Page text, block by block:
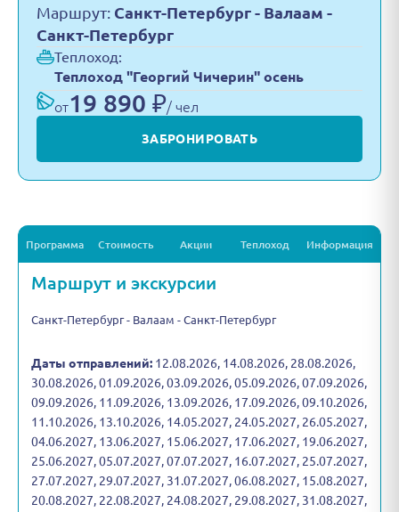
Маршрут: Санкт-Петербург - Валаам -
Санкт-Петербург
Теплоход:
Теплоход "Георгий Чичерин" осень
от19 890 ₽/ чел
ЗАБРОНИРОВАТЬ
Программа Стоимость Акции Теплоход Информация
Маршрут и экскурсии
Санкт-Петербург - Валаам - Санкт-Петербург
Даты отправлений: 12.08.2026, 14.08.2026, 28.08.2026,
30.08.2026, 01.09.2026, 03.09.2026, 05.09.2026, 07.09.2026,
09.09.2026, 11.09.2026, 13.09.2026, 17.09.2026, 09.10.2026,
11.10.2026, 13.10.2026, 14.05.2027, 24.05.2027, 26.05.2027,
04.06.2027, 13.06.2027, 15.06.2027, 17.06.2027, 19.06.2027,
25.06.2027, 05.07.2027, 07.07.2027, 16.07.2027, 25.07.2027,
27.07.2027, 29.07.2027, 31.07.2027, 06.08.2027, 15.08.2027,
20.08.2027, 22.08.2027, 24.08.2027, 29.08.2027, 31.08.2027,